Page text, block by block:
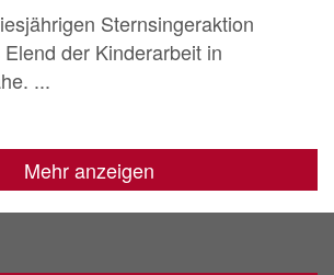
Sternsingeraktion
der Kinderarbeit in
...
Mehr anzeigen